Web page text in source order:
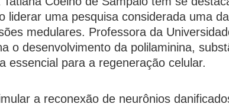
liderar uma pesquisa considerada uma
medulares. Professora da
o desenvolvimento da polilaminina,
essencial para a regeneração celular.
a reconexão de neurônios